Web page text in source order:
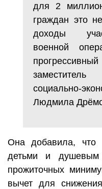
для 2
граждан это
доходы
военной
социально-
Людмила
Она добавила,
детьми и душевым
прожиточных
вычет для